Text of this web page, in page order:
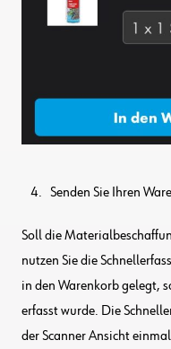
Senden Sie Ihren
Soll die
nutzen Sie die
in den Warenkorb gelegt,
erfasst wurde. Die
der Scanner Ansicht